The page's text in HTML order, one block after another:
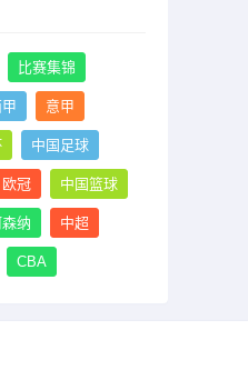
比赛集锦
意甲
中国足球
欧冠 中国篮球
森纳 中超
CBA